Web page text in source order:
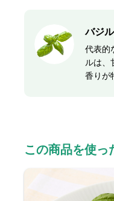
バジ
代表的
ルは、
香りが
この商品を使っ